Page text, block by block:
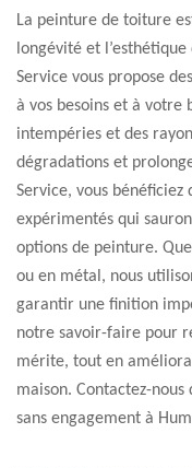
La peinture de toiture
longévité et
Service vous propose
à vos besoins et à votre
intempéries et des
dégradations et
Service, vous
expérimentés qui
options de peinture.
ou en métal, nous
garantir une finition
notre savoir-faire pour
mérite, tout en
maison. Contactez-
sans engagement à